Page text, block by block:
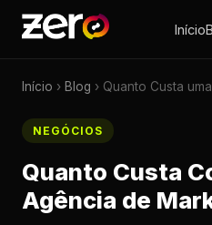
Início
Início › Blog › Quanto Custa
NEGÓCIOS
Quanto Custa
Agência de